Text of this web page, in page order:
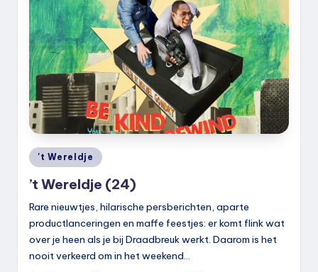
Geplaatst
in
't Wereldje
’t Wereldje (24)
Rare nieuwtjes, hilarische persberichten, aparte
productlanceringen en maffe feestjes: er komt flink wat
over je heen als je bij Draadbreuk werkt. Daarom is het
nooit verkeerd om in het weekend…